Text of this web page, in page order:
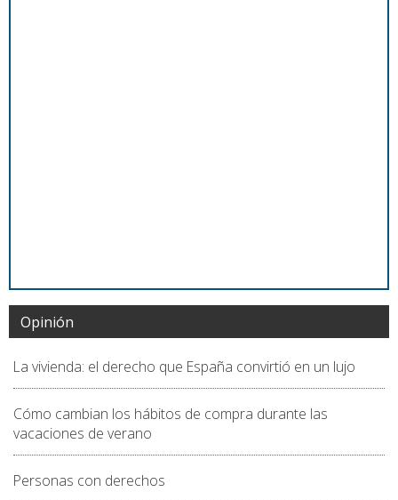
Opinión
La vivienda: el derecho que España convirtió en un lujo
Cómo cambian los hábitos de compra durante las
vacaciones de verano
Personas con derechos